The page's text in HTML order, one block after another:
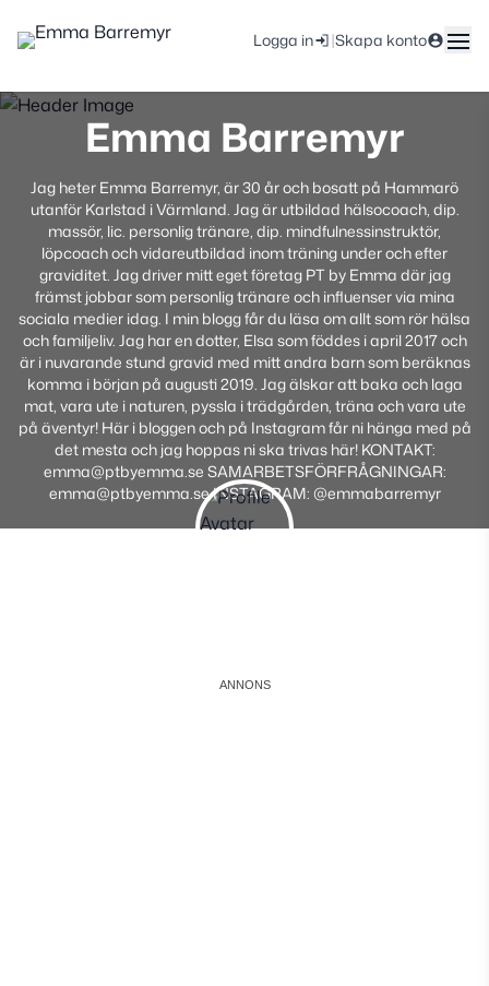
Logga in |Skapa konto
Emma Barremyr
Jag heter Emma Barremyr, är 30 år och bosatt på Hammarö
utanför Karlstad i Värmland. Jag är utbildad hälsocoach, dip.
massör, lic. personlig tränare, dip. mindfulnessinstruktör,
löpcoach och vidareutbildad inom träning under och efter
graviditet. Jag driver mitt eget företag PT by Emma där jag
främst jobbar som personlig tränare och influenser via mina
sociala medier idag. I min blogg får du läsa om allt som rör hälsa
och familjeliv. Jag har en dotter, Elsa som föddes i april 2017 och
är i nuvarande stund gravid med mitt andra barn som beräknas
komma i början på augusti 2019. Jag älskar att baka och laga
mat, vara ute i naturen, pyssla i trädgården, träna och vara ute
på äventyr! Här i bloggen och på Instagram får ni hänga med på
det mesta och jag hoppas ni ska trivas här! KONTAKT:
emma@ptbyemma.se SAMARBETSFÖRFRÅGNINGAR:
emma@ptbyemma.se INSTAGRAM: @emmabarremyr